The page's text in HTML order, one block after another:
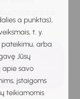
a punktas),
t. y.
pateikimu, arba
Jūsų
apie savo
įstaigoms
teikiamomis
pajaus